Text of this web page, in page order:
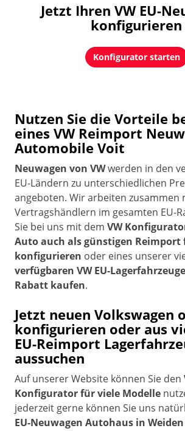
Jetzt Ihren VW EU-
konfigurieren
Konfigurator starten
Nutzen Sie die Vorteile
eines VW Reimport
Automobile Voit
Neuwagen von VWwerden in den
EU-Ländern zu unterschiedlichen
angeboten. Wir arbeiten zusammen
Vertragshändlern im gesamten EU-
Sie bei uns mit dem VW
Auto auch als günstigen Reimport
konfigurieren oder eines unserer
verfügbaren VW EU-
Rabatt kaufen.
Jetzt neuen Volkswagen
konfigurieren oder aus
EU-Reimport
aussuchen
Auf unserer Website können Sie den
Konfigurator für viele Modelle
jederzeit gerne können Sie uns
EU-Neuwagen Autohaus in